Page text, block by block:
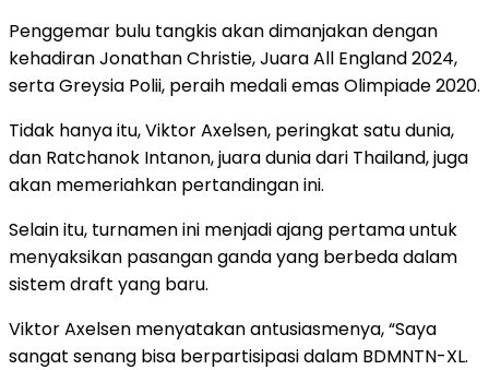
Penggemar bulu tangkis akan dimanjakan dengan
kehadiran Jonathan Christie, Juara All England 2024,
serta Greysia Polii, peraih medali emas Olimpiade 2020.
Tidak hanya itu, Viktor Axelsen, peringkat satu dunia,
dan Ratchanok Intanon, juara dunia dari Thailand, juga
akan memeriahkan pertandingan ini.
Selain itu, turnamen ini menjadi ajang pertama untuk
menyaksikan pasangan ganda yang berbeda dalam
sistem draft yang baru.
Viktor Axelsen menyatakan antusiasmenya, “Saya
sangat senang bisa berpartisipasi dalam BDMNTN-XL.